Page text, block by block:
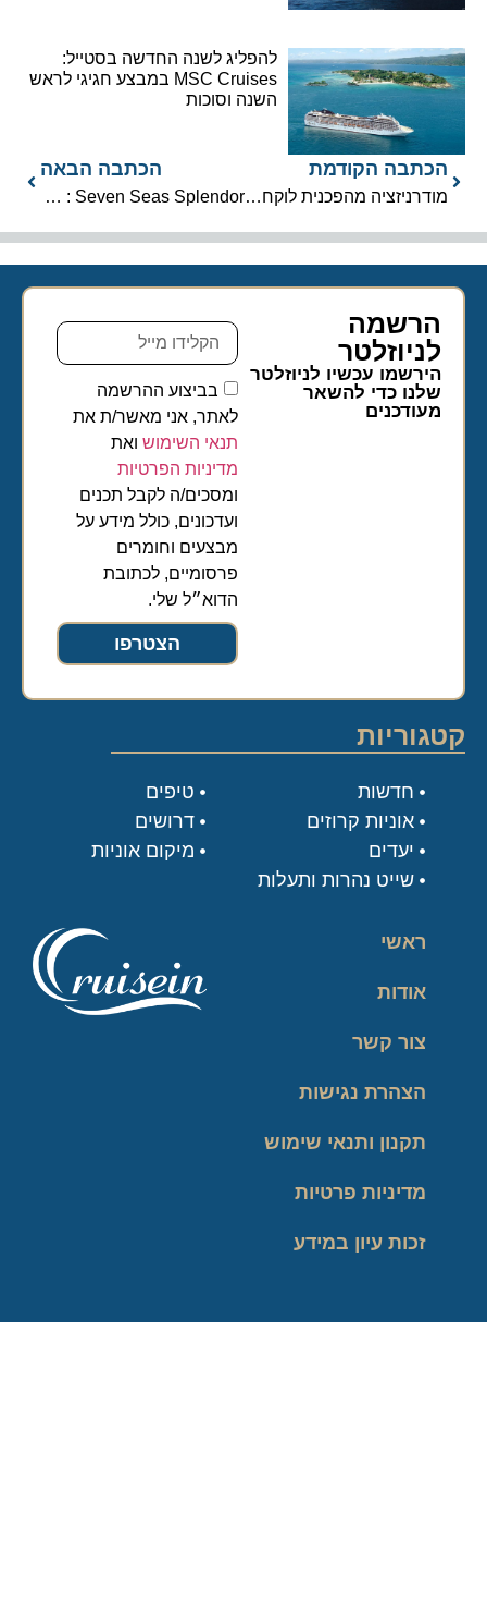
להפליג לשנה החדשה בסטייל:
MSC Cruises במבצע חגיגי לראש
השנה וסוכות
הכתבה הקודמת
מודרניזציה מהפכנית לוקחת את סלבריטי סאמיט לגבהים חדשים
הכתבה הבאה
Seven Seas Splendor : “יצירת אומנות יוקרתית”
הרשמה
לניוזלטר​
הירשמו עכשיו לניוזלטר
שלנו כדי להשאר
מעודכנים
בביצוע ההרשמה
לאתר, אני מאשר/ת את
תנאי השימושואת
מדיניות הפרטיות
ומסכים/ה לקבל תכנים
ועדכונים, כולל מידע על
מבצעים וחומרים
פרסומיים, לכתובת
הדוא״ל שלי.
הצטרפו
ראשי
אודות
צור קשר
הצהרת נגישות
תקנון ותנאי שימוש
מדיניות פרטיות
זכות עיון במידע
קטגוריות
טיפים
דרושים
מיקום אוניות
חדשות
אוניות קרוזים
יעדים
שייט נהרות ותעלות